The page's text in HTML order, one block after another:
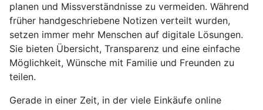
planen und Missverständnisse zu vermeiden. Während
früher handgeschriebene Notizen verteilt wurden,
setzen immer mehr Menschen auf digitale Lösungen.
Sie bieten Übersicht, Transparenz und eine einfache
Möglichkeit, Wünsche mit Familie und Freunden zu
teilen.
Gerade in einer Zeit, in der viele Einkäufe online